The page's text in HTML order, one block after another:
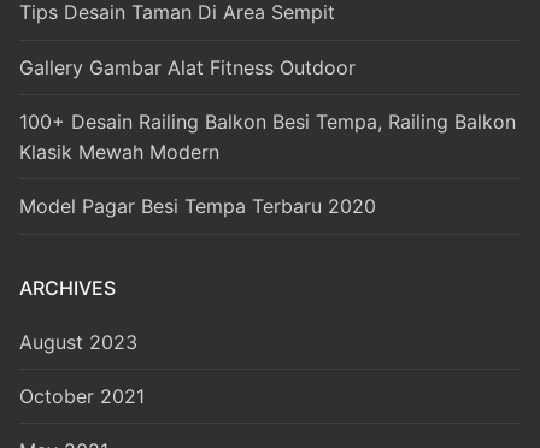
Tips Desain Taman Di Area Sempit
Gallery Gambar Alat Fitness Outdoor
100+ Desain Railing Balkon Besi Tempa, Railing Balkon
Klasik Mewah Modern
Model Pagar Besi Tempa Terbaru 2020
ARCHIVES
August 2023
October 2021